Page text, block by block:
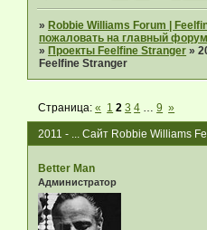
» Robbie Williams Forum |
пожаловать на главный
» Проекты Feelfine Stranger »
Feelfine Stranger
2011 - ... Сайт Robbie Williams
Страница:« 1 2 3 4 9 »
Better Man
Администратор